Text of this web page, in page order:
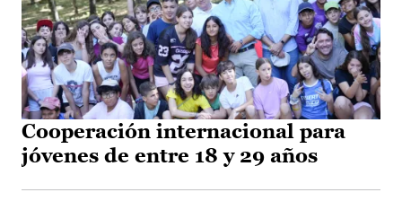
Cooperación internacional para
jóvenes de entre 18 y 29 años